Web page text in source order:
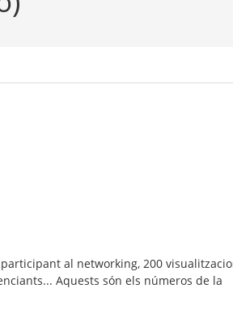
al networking, 200
Aquests són els números de la